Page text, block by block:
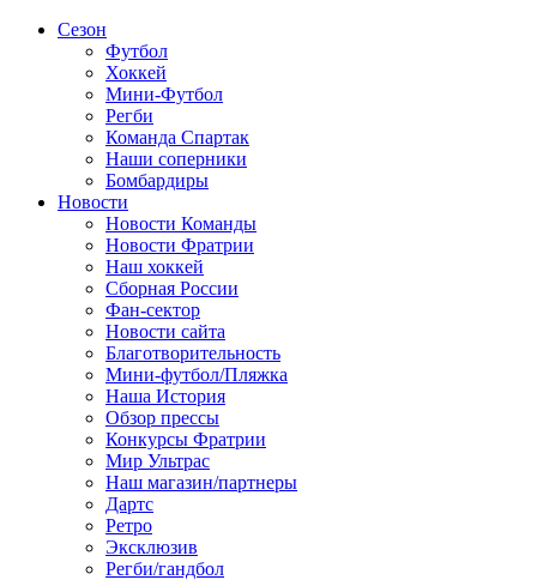
Сезон
Футбол
Хоккей
Мини-Футбол
Регби
Команда Спартак
Наши соперники
Бомбардиры
Новости
Новости Команды
Новости Фратрии
Наш хоккей
Сборная России
Фан-cектор
Новости сайта
Благотворительность
Мини-футбол/Пляжка
Наша История
Обзор прессы
Конкурсы Фратрии
Мир Ультрас
Наш магазин/партнеры
Дартс
Ретро
Эксклюзив
Регби/гандбол